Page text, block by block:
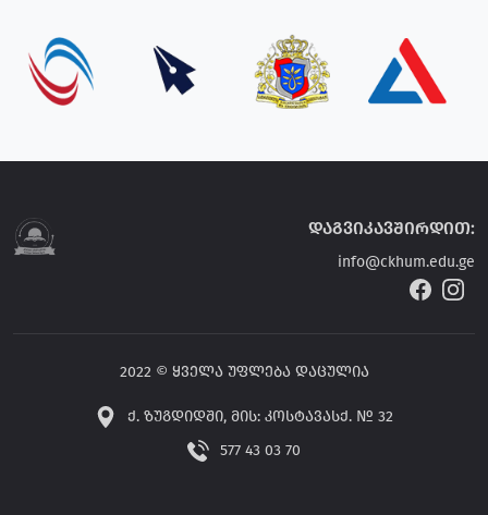
დაგვიკავშირდით:
info@ckhum.edu.ge
2022 © ყველა უფლება დაცულია
ქ. ზუგდიდში, მის: კოსტავასქ. № 32
577 43 03 70